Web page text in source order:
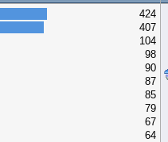
424
407
104
98
90
87
85
79
67
64